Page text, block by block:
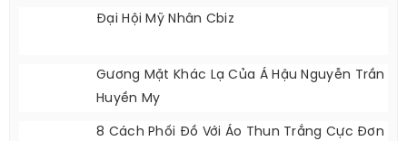
Đại Hội Mỹ Nhân Cbiz
Gương Mặt Khác Lạ Của Á Hậu Nguyễn Trần
Huyền My
8 Cách Phối Đồ Với Áo Thun Trắng Cực Đơn